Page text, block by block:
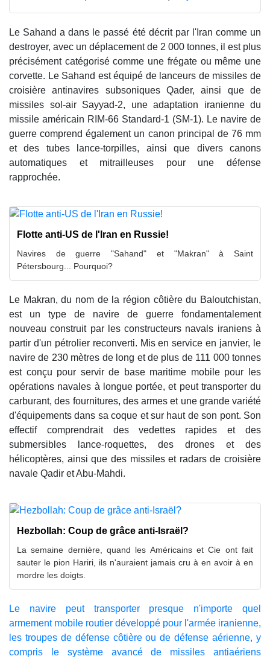
Le Sahand a dans le passé été décrit par l'Iran comme un
destroyer, avec un déplacement de 2 000 tonnes, il est plus
précisément catégorisé comme une frégate ou même une
corvette. Le Sahand est équipé de lanceurs de missiles de
croisière antinavires subsoniques Qader, ainsi que de
missiles sol-air Sayyad-2, une adaptation iranienne du
missile américain RIM-66 Standard-1 (SM-1). Le navire de
guerre comprend également un canon principal de 76 mm
et des tubes lance-torpilles, ainsi que divers canons
automatiques et mitrailleuses pour une défense
rapprochée.
Flotte anti-US de l'Iran en Russie!
Navires de guerre "Sahand" et "Makran" à Saint
Pétersbourg... Pourquoi?
Le Makran, du nom de la région côtière du Baloutchistan,
est un type de navire de guerre fondamentalement
nouveau construit par les constructeurs navals iraniens à
partir d'un pétrolier reconverti. Mis en service en janvier, le
navire de 230 mètres de long et de plus de 111 000 tonnes
est conçu pour servir de base maritime mobile pour les
opérations navales à longue portée, et peut transporter du
carburant, des fournitures, des armes et une grande variété
d'équipements dans sa coque et sur haut de son pont. Son
effectif comprendrait des vedettes rapides et des
submersibles lance-roquettes, des drones et des
hélicoptères, ainsi que des missiles et radars de croisière
navale Qadir et Abu-Mahdi.
Hezbollah: Coup de grâce anti-Israël?
La semaine dernière, quand les Américains et Cie ont fait
sauter le pion Hariri, ils n'auraient jamais cru à en avoir à en
mordre les doigts.
Le navire peut transporter presque n'importe quel
armement mobile routier développé pour l'armée iranienne,
les troupes de défense côtière ou de défense aérienne, y
compris le système avancé de missiles antiaériens